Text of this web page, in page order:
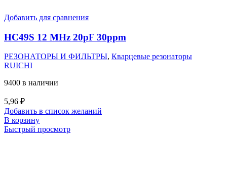
Добавить для сравнения
HC49S 12 MHz 20pF 30ppm
РЕЗОНАТОРЫ И ФИЛЬТРЫ, Кварцевые резонаторы
RUICHI
9400 в наличии
5,96 ₽
Добавить в список желаний
В корзину
Быстрый просмотр